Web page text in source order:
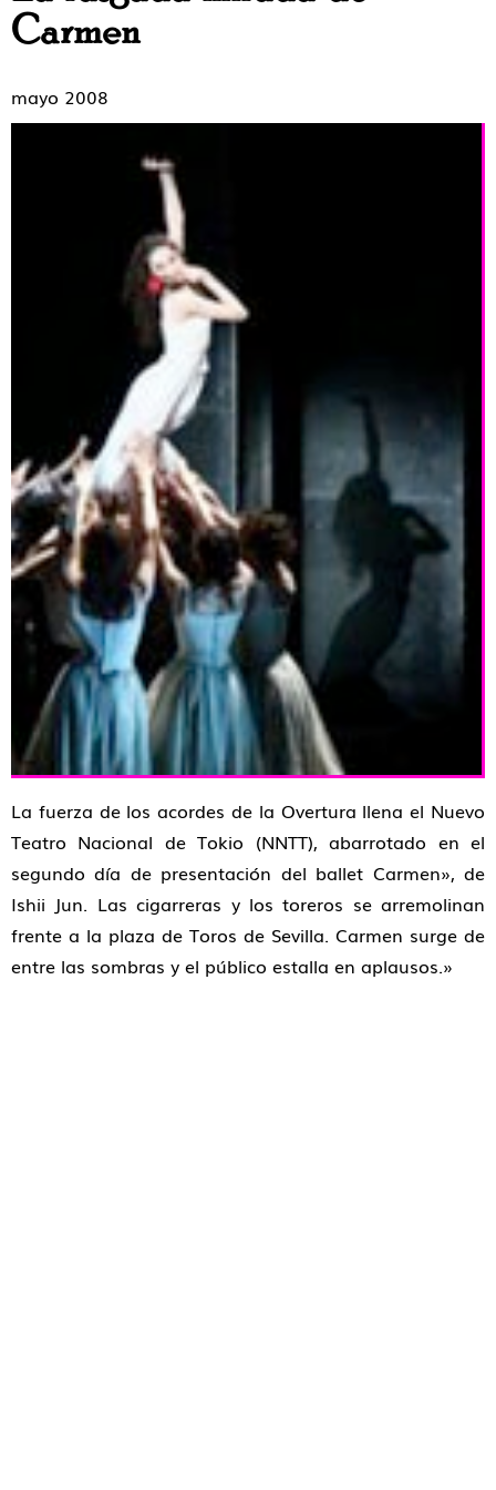
Carmen
mayo 2008
La fuerza de los acordes de la Overtura llena el Nuevo
Teatro Nacional de Tokio (NNTT), abarrotado en el
segundo día de presentación del ballet Carmen», de
Ishii Jun. Las cigarreras y los toreros se arremolinan
frente a la plaza de Toros de Sevilla. Carmen surge de
entre las sombras y el público estalla en aplausos.»